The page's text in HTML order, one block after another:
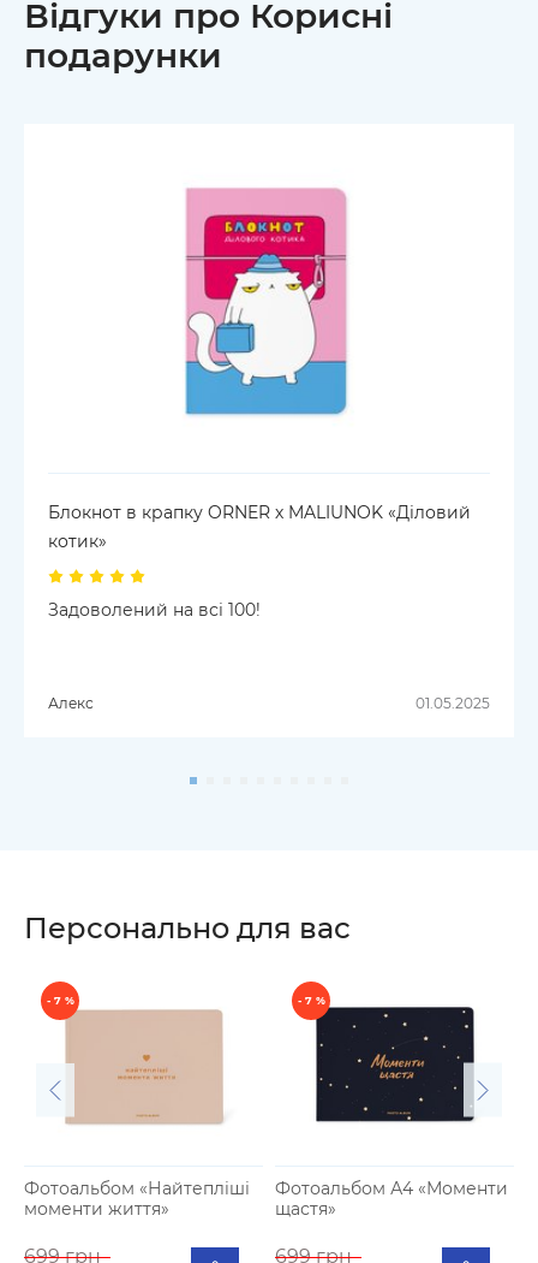
Відгуки про Корисні
подарунки
Блокнот в крапку ORNER х MALIUNOK «Діловий
котик»
Задоволений на всі 100!
Алекс 01.05.2025
Персонально для вас
- 7 %
Фотоальбом «Найтепліші
моменти життя»
699 грн
- 7 %
Фотоальбом А4 «Моменти
щастя»
699 грн